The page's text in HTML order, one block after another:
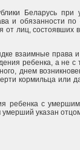
Беларусь при
и обязанности
от лиц, состоявших
взаимные права
ребенка, а не с
днем
кормильца или
ребенка с
умерший указан